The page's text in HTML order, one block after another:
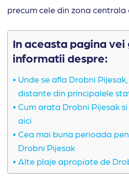
precum cele din zona centrala
In aceasta pagina vei
informatii despre:
Unde se afla Drobni
distante din principalele
Cum arata Drobni Pijesak
aici
Cea mai buna perioada
Drobni Pijesak
Alte plaje apropiate de